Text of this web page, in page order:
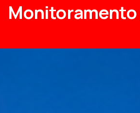
Monitoramento